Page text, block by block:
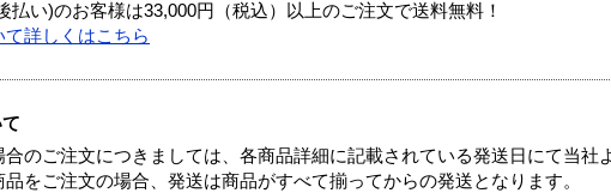
払い)のお客様は33,000円（税込）以上のご注文で送料無料！
て詳しくはこちら
のご注文につきましては、各商品詳細に記載されている発送日にて当社
品をご注文の場合、発送は商品がすべて揃ってからの発送となります。